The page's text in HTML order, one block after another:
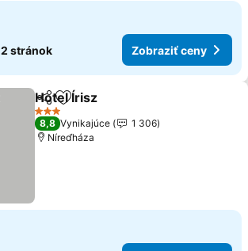
2 stránok Zobraziť ceny
ZdieľaťPridať do obľúbených
Hotel Írisz
3 Počet hviezdičiek
8,8 Vynikajúce
1 306
Níreďháza